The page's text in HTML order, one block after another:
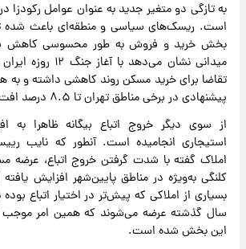
به تازگی دو متغیر جدید به عنوان عوامل رکودزا در
است. ریسک‌های سیاسی و منطقه‌ای باعث شده تا
بخش خرید و فروش به طور محسوسی کاهش
میدانی نشان می‌دهد با
تقاضا برای خرید مسکن روند کاهشی داشته و به
پیشنهادی در برخی مناطق تهران تا ۸.۵ درصد افت کرده است.
از سوی دیگر خروج اتباع بیگانه ظاهرا به
استیجاری انجامیده است. آنطور که نایب
املاک گفته با شدت گرفتن خروج اتباع، عرضه
کلنگی به‌ویژه در مناطق پایین‌شهر افزایش
بسیاری از املاکی که پیش‌تر در اختیار اتباع
سال گذشته عرضه می‌شوند که همین امر موجب
این بخش شده است.